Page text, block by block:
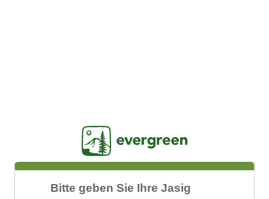
Bitte geben Sie Ihre Jasig